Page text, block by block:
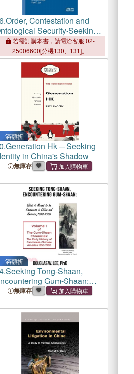
Order, Contestation and
Security-Seeking
in the South China Sea
若需訂購本書，請電洽客服 02-
25006600[分機130、131]。
滿額折
Generation Hk ─ Seeking
in China's Shadow
無庫存
滿額折
Seeking Tong-Shaan,
Gum-Shaan:
What it Meant to Be Cantonese
The Gum-Shaan
Chronicles: Volume 1
無庫存